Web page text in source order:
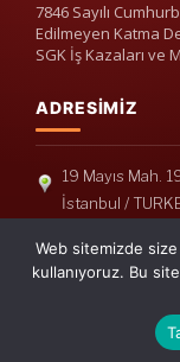
7846 Sayılı
Edilmeyen Katma
SGK İş Kazaları ve
ADRESIMIZ
19 Mayıs Mah.
İstanbul /
Telefon:
Telefon:
Web sitemizde
kullanıyoruz. Bu